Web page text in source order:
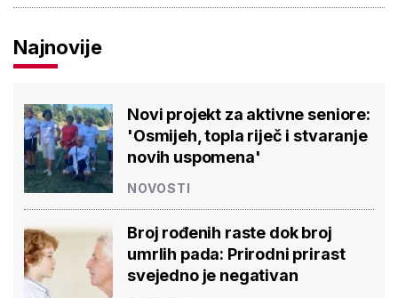
Najnovije
Novi projekt za aktivne seniore:
'Osmijeh, topla riječ i stvaranje
novih uspomena'
NOVOSTI
Broj rođenih raste dok broj
umrlih pada: Prirodni prirast
svejedno je negativan